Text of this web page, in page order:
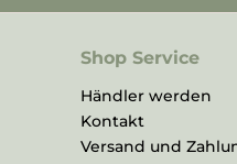
Shop Service
Händler werden
Kontakt
Versand und